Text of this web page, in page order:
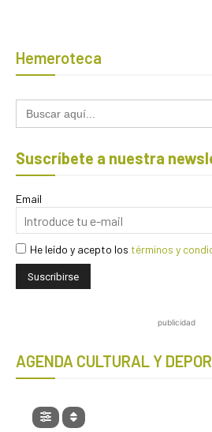
Hemeroteca
Buscar:
Suscríbete a nuestra
Email
He leído y acepto los términos y
publicidad
AGENDA CULTURAL Y